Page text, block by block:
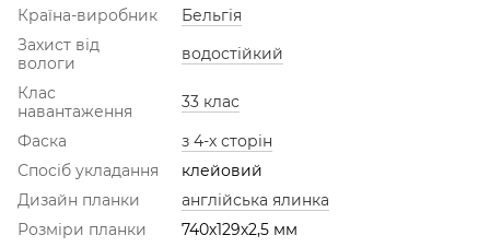
Країна-виробник
Бельгія
Захист від
вологи
водостійкий
Клас
навантаження
33 клас
Фаска
з 4-х сторін
Спосіб укладання
клейовий
Дизайн планки
англійська ялинка
Розміри планки
740х129х2,5 мм